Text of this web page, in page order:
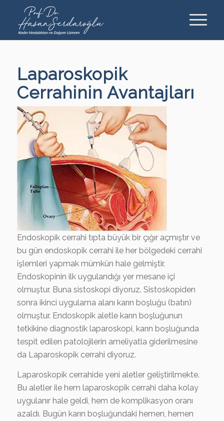
Laparoskopik
Cerrahinin Avantajları
Endoskopik cerrahi tıpta büyük bir çığır açmıştır ve
bu gün endoskopik cerrahi ile her bölgedeki cerrahi
işlemleri yapmak mümkün hale gelmiştir.
Endoskopinin ilk uygulandığı yer mesane içi
olmuştur. Buna sistoskopi diyoruz. Sistoskopiden
sonra ikinci uygulama alanı karın boşluğu (batın)
olmuştur. Endoskopik aletle karın boşluğunun
tetkikine diagnostik laparoskopi, karın boşluğunda
tespit edilen patolojilerin ameliyatla giderilmesine
da Laparoskopik cerrahi diyoruz.
Laparoskopik cerrahide yeni aletler geliştirilmekte.
Bu aletler ile hem laparoskopik cerrahi daha kolay
uygulanır hale geldi, hem de komplikasyon oranı
azaldı. Bugün karın boşluğundaki hemen, hemen